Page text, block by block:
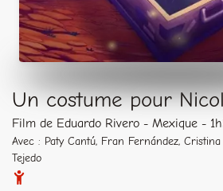
Un costume pour
Film de Eduardo Rivero - Mexique -
Avec : Paty Cantú, Fran Fernández,
Tejedo